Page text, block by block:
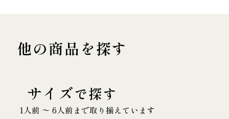
他の商品を探す
サイズで探す
1人前 〜 6人前まで取り揃えています